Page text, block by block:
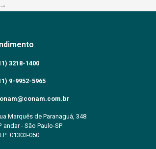
→
3218-1400
9-9952-5965
Marquês de Paranaguá, 348
andar - São Paulo-SP
01303-050